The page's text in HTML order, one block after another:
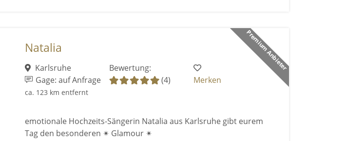
Premium Anbieter
Natalia
Karlsruhe
Gage: auf Anfrage
ca. 123 km entfernt
Bewertung:
(4)
Merken
emotionale Hochzeits-Sängerin Natalia aus Karlsruhe gibt eurem
Tag den besonderen ✴ Glamour ✴